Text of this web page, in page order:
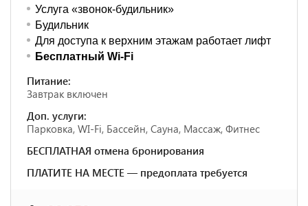
Услуга «звонок-будильник»
Будильник
Для доступа к верхним этажам работает лифт
Бесплатный Wi-Fi
Питание:
Завтрак включен
Доп. услуги:
Парковка, WI-Fi, Бассейн, Сауна, Массаж, Фитнес
БЕСПЛАТНАЯ отмена бронирования
ПЛАТИТЕ НА МЕСТЕ — предоплата требуется